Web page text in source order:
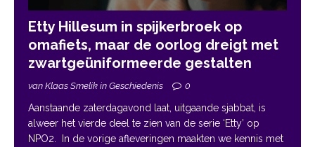
Etty Hillesum in spijkerbroek op
omafiets, maar de oorlog dreigt met
zwartgeüniformeerde gestalten
van Klaas Smelik in Geschiedenis 0
Aanstaande zaterdagavond laat, uitgaande sjabbat, is
alweer het vierde deel te zien van de serie ‘Etty’ op
NPO2. In de vorige afleveringen maakten we kennis met